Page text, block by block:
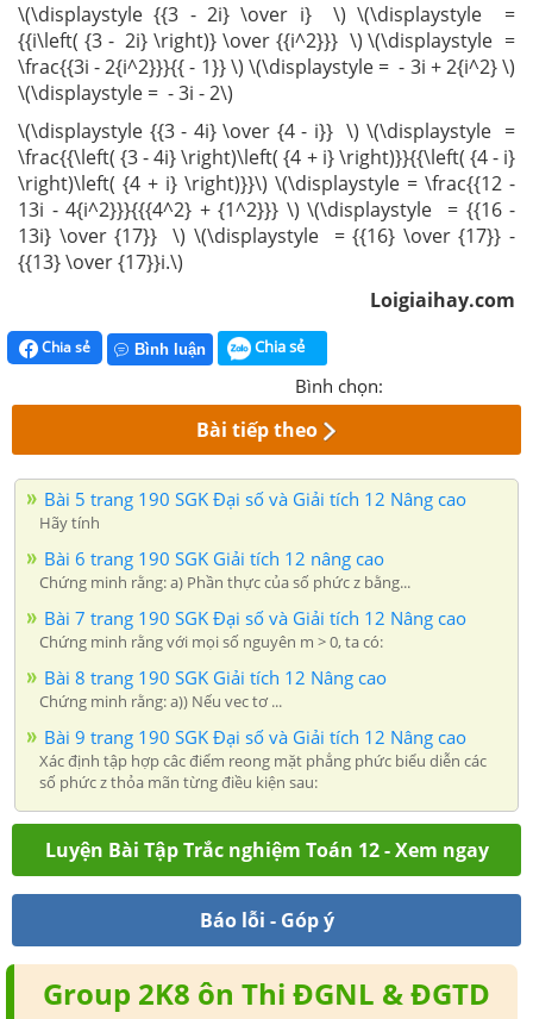
\(\displaystyle {{3 - 2i} \over i} \) \(\displaystyle =
{{i\left( {3 - 2i} \right)} \over {{i^2}}} \) \(\displaystyle =
\frac{{3i - 2{i^2}}}{{ - 1}} \) \(\displaystyle = - 3i + 2{i^2} \)
\(\displaystyle = - 3i - 2\)
\(\displaystyle {{3 - 4i} \over {4 - i}} \) \(\displaystyle =
\frac{{\left( {3 - 4i} \right)\left( {4 + i} \right)}}{{\left( {4 - i}
\right)\left( {4 + i} \right)}}\) \(\displaystyle = \frac{{12 -
13i - 4{i^2}}}{{{4^2} + {1^2}}} \) \(\displaystyle = {{16 -
13i} \over {17}} \) \(\displaystyle = {{16} \over {17}} -
{{13} \over {17}}i.\)
Loigiaihay.com
Chia sẻ Bình luận Chia sẻ
Bình chọn:
Bài tiếp theo
Bài 5 trang 190 SGK Đại số và Giải tích 12 Nâng cao
Hãy tính
Bài 6 trang 190 SGK Giải tích 12 nâng cao
Chứng minh rằng: a) Phần thực của số phức z bằng...
Bài 7 trang 190 SGK Đại số và Giải tích 12 Nâng cao
Chứng minh rằng với mọi số nguyên m > 0, ta có:
Bài 8 trang 190 SGK Giải tích 12 Nâng cao
Chứng minh rằng: a)) Nếu vec tơ ...
Bài 9 trang 190 SGK Đại số và Giải tích 12 Nâng cao
Xác định tập hợp câc điểm reong mặt phẳng phức biểu diễn các
số phức z thỏa mãn từng điều kiện sau:
Luyện Bài Tập Trắc nghiệm Toán 12 - Xem ngay
Báo lỗi - Góp ý
Group 2K8 ôn Thi ĐGNL & ĐGTD